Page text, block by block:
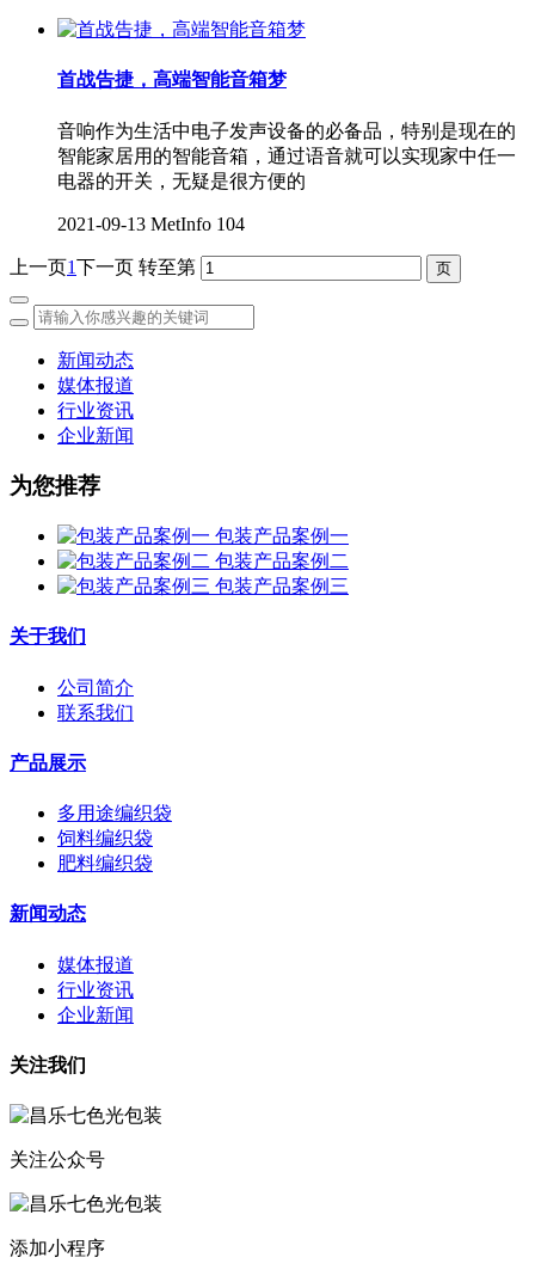
首战告捷，高端智能音箱梦
音响作为生活中电子发声设备的必备品，特别是现在的
智能家居用的智能音箱，通过语音就可以实现家中任一
电器的开关，无疑是很方便的
2021-09-13 MetInfo 104
上一页1下一页 转至第
新闻动态
媒体报道
行业资讯
企业新闻
为您推荐
包装产品案例一
包装产品案例二
包装产品案例三
关于我们
公司简介
联系我们
产品展示
多用途编织袋
饲料编织袋
肥料编织袋
新闻动态
媒体报道
行业资讯
企业新闻
关注我们
关注公众号
添加小程序